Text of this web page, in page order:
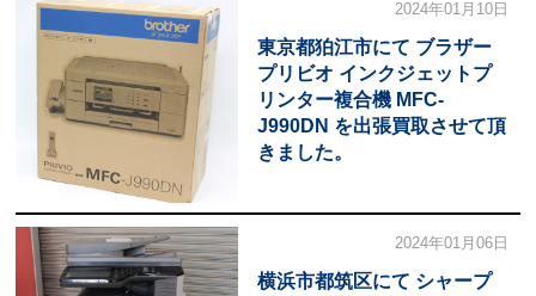
2024年01月10日
東京都狛江市にて ブラザー
プリビオ インクジェットプ
リンター複合機 MFC-
J990DN を出張買取させて頂
きました。
2024年01月06日
横浜市都筑区にて シャープ